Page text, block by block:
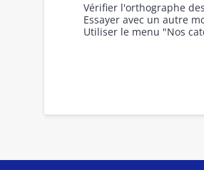
Vérifier l'orthographe
Essayer avec un autre
Utiliser le menu "Nos